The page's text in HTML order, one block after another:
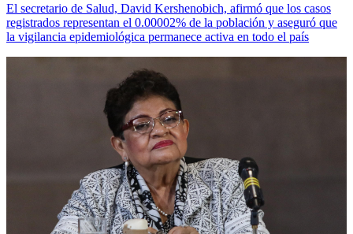
El secretario de Salud, David Kershenobich, afirmó que los casos
registrados representan el 0.00002% de la población y aseguró que
la vigilancia epidemiológica permanece activa en todo el país